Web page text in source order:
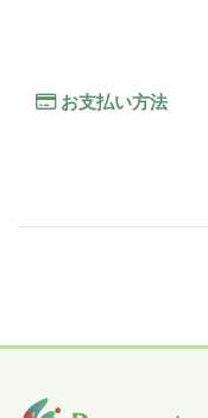
お支払い方法